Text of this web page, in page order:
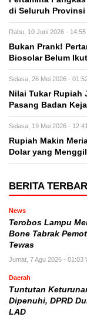
di Seluruh Provinsi
Rabu, 10 Juni 2026 - 14:55
Bukan Prank!
Biosolar Belum
Selasa, 26 Mei 2026 -
Nilai Tukar Rupiah
Pasang Badan
Selasa, 19 Mei 2026 -
Rupiah Makin
Dolar yang
BERITA
News
Terobos Lampu
Bone Tabrak
Tewas
Jumat, 7 Agu 2026 - 01:03
Daerah
Tuntutan
Dipenuhi, DPRD
LAD